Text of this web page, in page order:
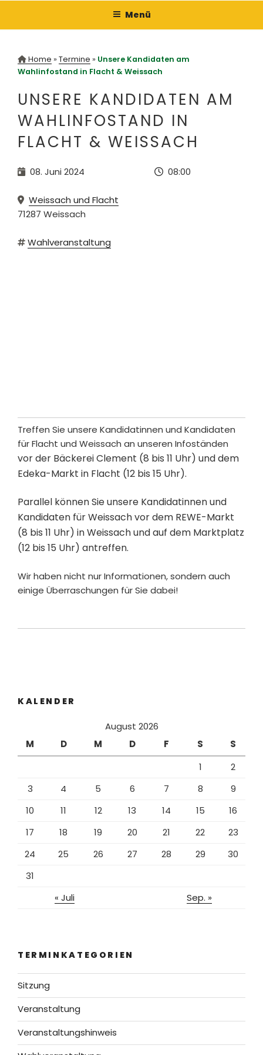
Menü
Home » Termine » Unsere Kandidaten am
Wahlinfostand in Flacht & Weissach
UNSERE KANDIDATEN AM
WAHLINFOSTAND IN
FLACHT & WEISSACH
08. Juni 2024 08:00
Weissach und Flacht
71287 Weissach
Wahlveranstaltung
Treffen Sie unsere Kandidatinnen und Kandidaten
für Flacht und Weissach an unseren Infoständen
vor der Bäckerei Clement (8 bis 11 Uhr) und dem
Edeka-Markt in Flacht (12 bis 15 Uhr).
Parallel können Sie unsere Kandidatinnen und
Kandidaten für Weissach vor dem REWE-Markt
(8 bis 11 Uhr) in Weissach und auf dem Marktplatz
(12 bis 15 Uhr) antreffen.
Wir haben nicht nur Informationen, sondern auch
einige Überraschungen für Sie dabei!
KALENDER
August 2026
M
D M D F S
S
1
2
3
4 5 6 7 8
9
10
11 12 13 14 15
16
17
18 19 20 21 22
23
24
25 26 27 28 29
30
31
« Juli
Sep. »
TERMINKATEGORIEN
Sitzung
Veranstaltung
Veranstaltungshinweis